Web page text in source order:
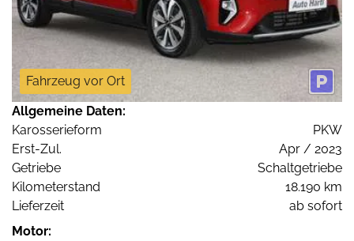
Fahrzeug vor Ort
Allgemeine Daten:
Karosserieform
PKW
Erst-Zul.
Apr / 2023
Getriebe
Schaltgetriebe
Kilometerstand
18.190 km
Lieferzeit
ab sofort
Motor: